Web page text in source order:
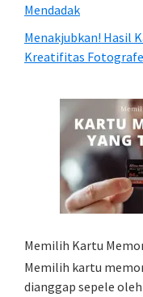
Mendadak
Menakjubkan! Hasil
Kreatifitas
Memilih Kartu
Memilih kartu
dianggap sepele